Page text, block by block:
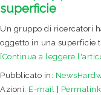
superficie
Un gruppo di ricercatori
oggetto in una superficie
[Continua a leggere
Pubblicato in:
Azioni: E-mail Permalink